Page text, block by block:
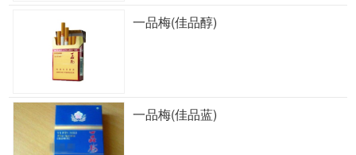
一品梅(佳品醇)
一品梅(佳品蓝)